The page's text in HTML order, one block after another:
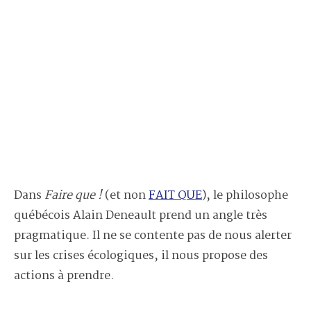
Dans Faire que !(et nonFAIT QUE), le philosophe
québécois Alain Deneault prend un angle très
pragmatique. Il ne se contente pas de nous alerter
sur les crises écologiques, il nous propose des
actions à prendre.